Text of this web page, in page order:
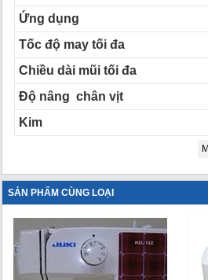
Ứng dụng
Tốc độ may tối đa
Chiều dài mũi tối đa
Độ nâng chân vịt
Kim
SẢN PHẨM CÙNG LOẠI